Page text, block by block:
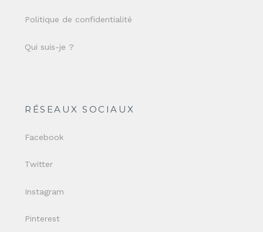
Politique de confidentialité
Qui suis-je ?
RÉSEAUX SOCIAUX
Facebook
Twitter
Instagram
Pinterest